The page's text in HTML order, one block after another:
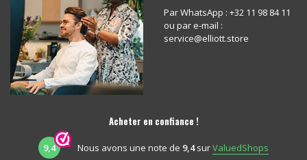
Par WhatsApp : +32 11 98 84 11
ou par e-mail :
service@elliott.store
Acheter en confiance !
9,4 Nous avons une note de 9,4surValuedShops